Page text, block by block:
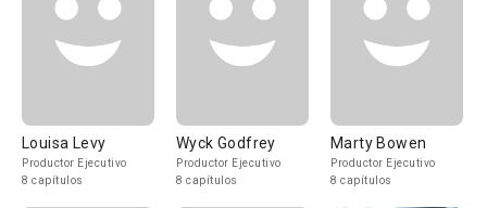
Louisa Levy
Productor Ejecutivo
8 capítulos
Wyck Godfrey
Productor Ejecutivo
8 capítulos
Marty Bowen
Productor Ejecutivo
8 capítulos